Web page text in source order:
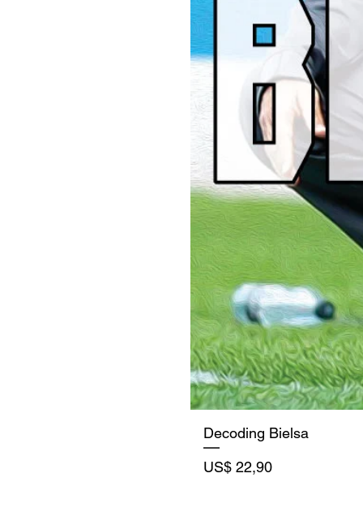
Decoding Bielsa
Precio
US$ 22,90